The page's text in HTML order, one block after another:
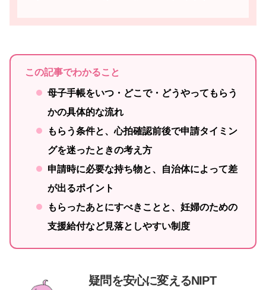
この記事でわかること
母子手帳をいつ・どこで・どうやってもらう
かの具体的な流れ
もらう条件と、心拍確認前後で申請タイミン
グを迷ったときの考え方
申請時に必要な持ち物と、自治体によって差
が出るポイント
もらったあとにすべきことと、妊婦のための
支援給付など見落としやすい制度
疑問を安心に変えるNIPT